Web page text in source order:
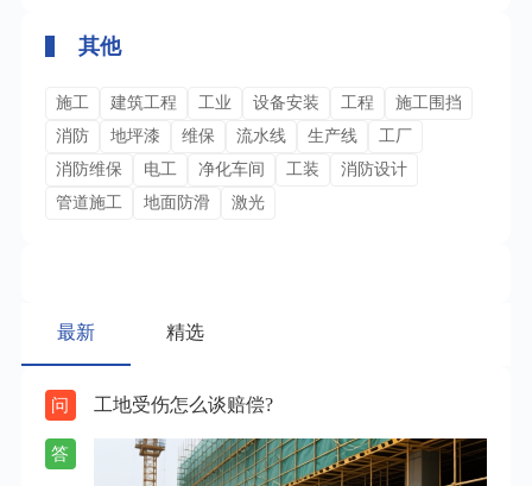
其他
施工 建筑工程 工业 设备安装 工程
施工围挡
消防
地坪漆 维保 流水线 生产线
工厂
消防维保
电工 净化车间 工装
消防设计
管道施工
地面防滑 激光
最新 精选
问 工地受伤怎么谈赔偿?
答